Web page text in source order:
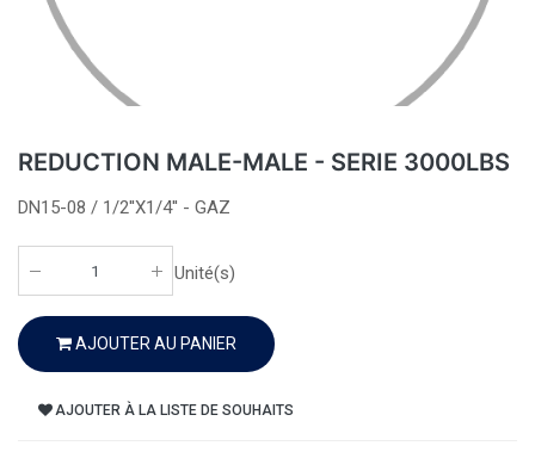
REDUCTION MALE-MALE - SERIE 3000LBS
DN15-08 / 1/2''X1/4'' - GAZ
Unité(s)
AJOUTER AU PANIER
AJOUTER À LA LISTE DE SOUHAITS